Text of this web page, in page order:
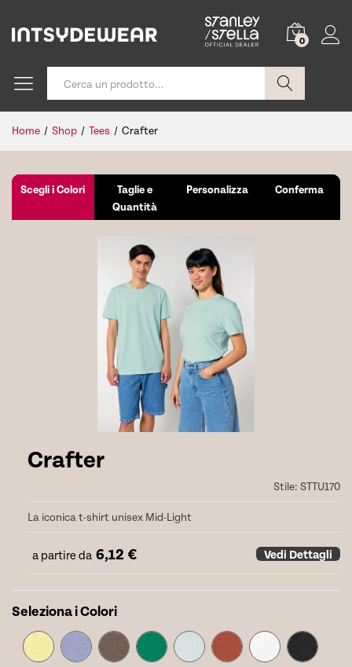
0
Cerca
Home / Shop / Tees / Crafter
Scegli i Colori
Taglie e
Quantità
Personalizza Conferma
Crafter
Stile: STTU170
La iconica t-shirt unisex Mid-Light
a partire da 6,12 € Vedi Dettagli
Seleziona i Colori